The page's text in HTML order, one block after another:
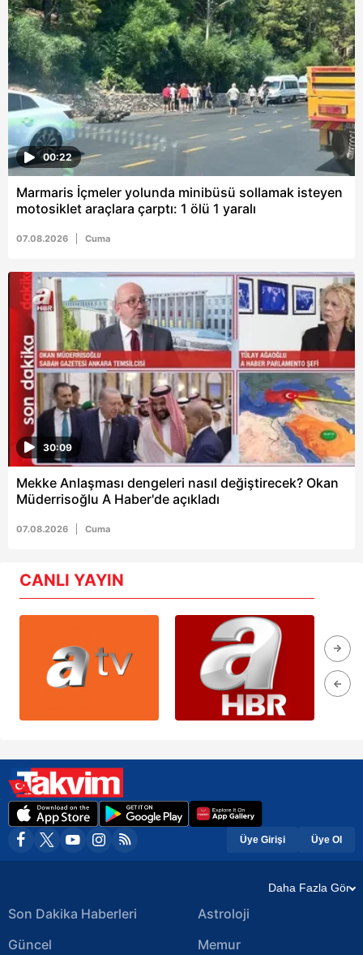
00:22
Marmaris İçmeler yolunda minibüsü sollamak isteyen
motosiklet araçlara çarptı: 1 ölü 1 yaralı
07.08.2026 Cuma
30:09
Mekke Anlaşması dengeleri nasıl değiştirecek? Okan
Müderrisoğlu A Haber'de açıkladı
07.08.2026 Cuma
CANLI YAYIN
Üye Girişi Üye Ol
Daha Fazla Gör
Son Dakika Haberleri
Güncel
Astroloji
Memur